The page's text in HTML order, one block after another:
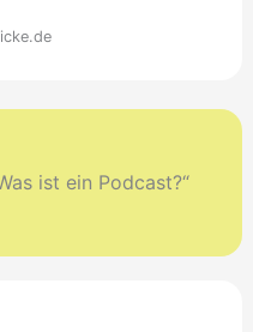
ist ein Podcast?“